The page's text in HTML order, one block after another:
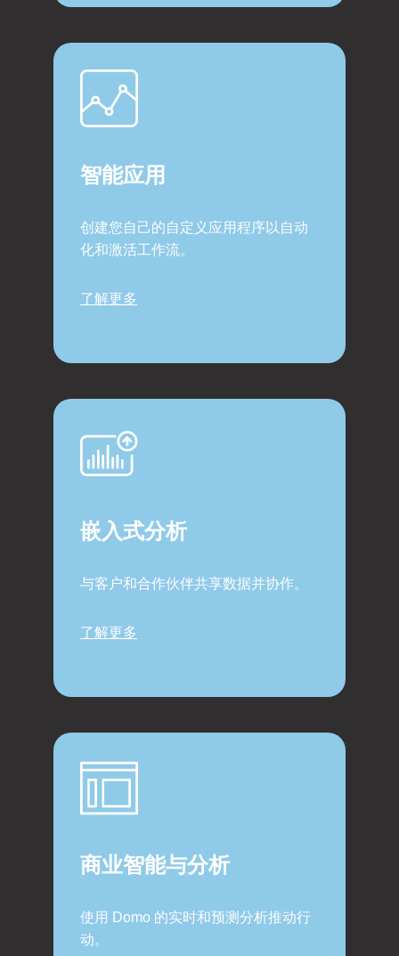
智能应用
创建您自己的自定义应用程序以自动
化和激活工作流。
了解更多
嵌入式分析
与客户和合作伙伴共享数据并协作。
了解更多
商业智能与分析
使用 Domo 的实时和预测分析推动行
动。